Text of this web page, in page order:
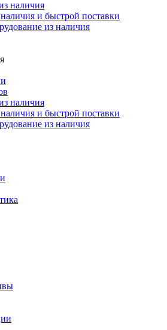
и быстрой поставки
и быстрой поставки